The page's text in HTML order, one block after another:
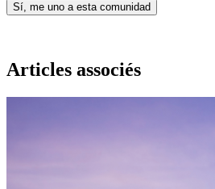
Sí, me uno a esta comunidad
Articles associés